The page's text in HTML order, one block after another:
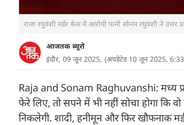
राजा रघुवंशी मर्डर केस में आरोपी पत्नी सोनम रघुवंशी ने उत्तर
आजतक ब्यूरो
इंदौर, 09 जून 2025, (अपडेटेड 10 जून 2025,
Raja and Sonam Raghuvanshi: मध्य
फेरे लिए, तो सपने में भी नहीं सोचा होगा कि
निकलेगी. शादी, हनीमून और फिर खौफनाक